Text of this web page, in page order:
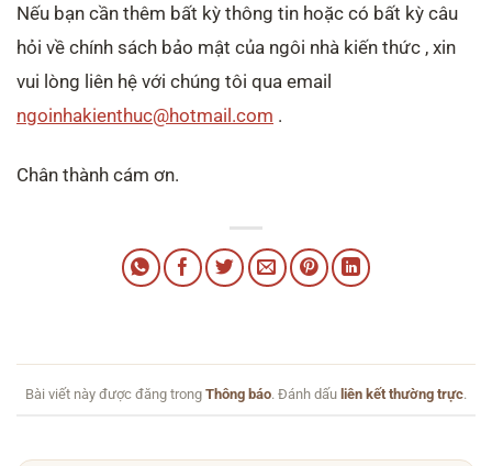
Nếu bạn cần thêm bất kỳ thông tin hoặc có bất kỳ câu
hỏi về chính sách bảo mật của ngôi nhà kiến thức , xin
vui lòng liên hệ với chúng tôi qua email
ngoinhakienthuc@hotmail.com .
Chân thành cám ơn.
Bài viết này được đăng trong Thông báo. Đánh dấu liên kết thường trực.